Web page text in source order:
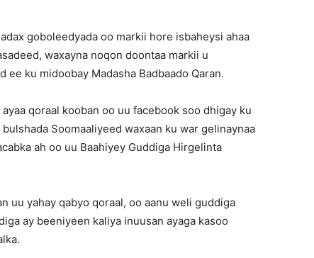
goboleedyada oo markii hore isbaheysi ahaa
, waxayna noqon doontaa markii u
ee ku midoobay Madasha Badbaado Qaran.
qoraal kooban oo uu facebook soo dhigay ku
Soomaaliyeed waxaan ku war gelinaynaa
ah oo uu Baahiyey Guddiga Hirgelinta
uu yahay qabyo qoraal, oo aanu weli guddiga
ay beeniyeen kaliya inuusan ayaga kasoo